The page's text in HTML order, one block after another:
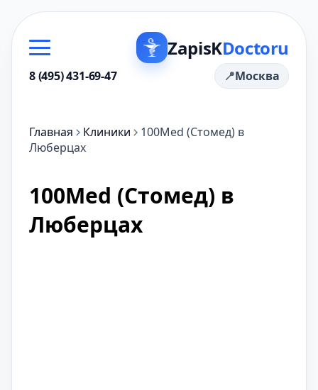
ZapisKDoctoru
8 (495) 431-69-47 Москва
Главная Клиники
100Med (Стомед) в
Люберцах
100Med (Стомед) в
Люберцах